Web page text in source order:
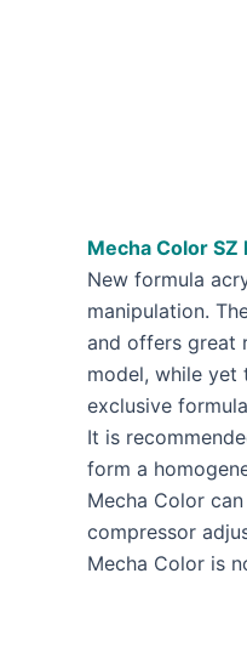
Mecha Color SZ
New formula
manipulation.
and offers great
model, while yet
exclusive
It is
form a
Mecha Color
compressor
Mecha Color is